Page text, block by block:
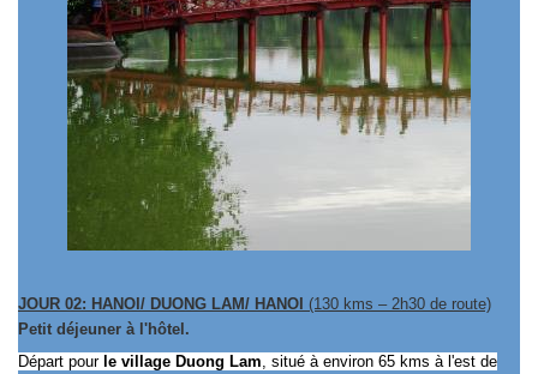
JOUR 02: HANOI/ DUONG LAM/ HANOI (130 kms – 2h30 de route)
Petit déjeuner à l'hôtel.
Départ pour le village Duong Lam, situé à environ 65 kms à l'est de